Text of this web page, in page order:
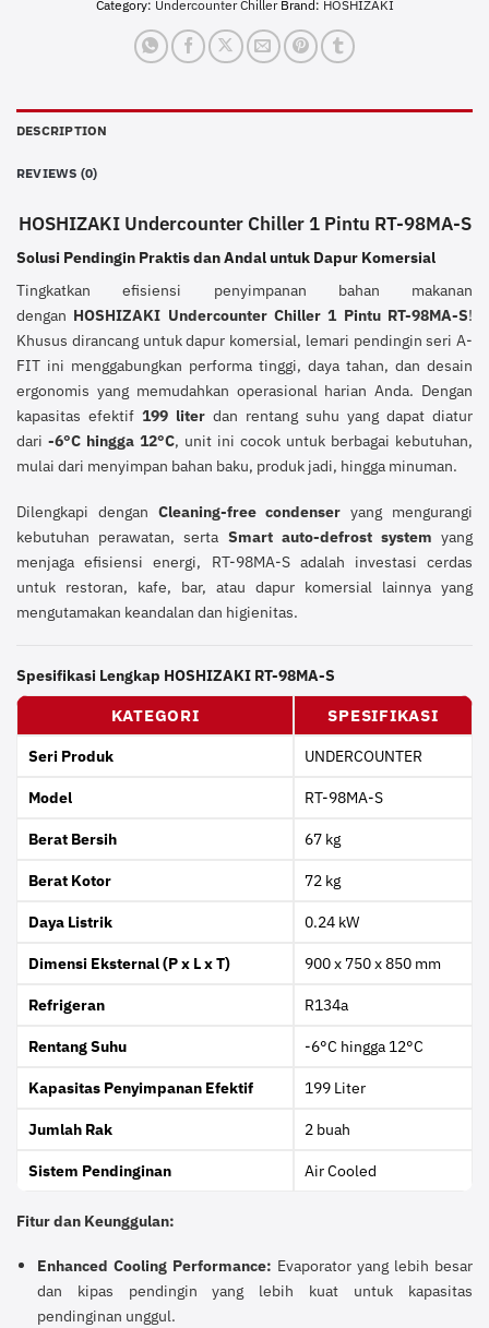
Category: Undercounter Chiller Brand: HOSHIZAKI
DESCRIPTION
REVIEWS (0)
HOSHIZAKI Undercounter Chiller 1 Pintu RT-98MA-S
Solusi Pendingin Praktis dan Andal untuk Dapur Komersial
Tingkatkan efisiensi penyimpanan bahan makanan
dengan HOSHIZAKI Undercounter Chiller 1 Pintu RT-98MA-S!
Khusus dirancang untuk dapur komersial, lemari pendingin seri A-
FIT ini menggabungkan performa tinggi, daya tahan, dan desain
ergonomis yang memudahkan operasional harian Anda. Dengan
kapasitas efektif 199 liter dan rentang suhu yang dapat diatur
dari -6°C hingga 12°C, unit ini cocok untuk berbagai kebutuhan,
mulai dari menyimpan bahan baku, produk jadi, hingga minuman.
Dilengkapi dengan Cleaning-free condenser yang mengurangi
kebutuhan perawatan, serta Smart auto-defrost system yang
menjaga efisiensi energi, RT-98MA-S adalah investasi cerdas
untuk restoran, kafe, bar, atau dapur komersial lainnya yang
mengutamakan keandalan dan higienitas.
Spesifikasi Lengkap HOSHIZAKI RT-98MA-S
KATEGORI
SPESIFIKASI
Seri Produk UNDERCOUNTER
Model RT-98MA-S
Berat Bersih 67 kg
Berat Kotor 72 kg
Daya Listrik 0.24 kW
Dimensi Eksternal (P x L x T) 900 x 750 x 850 mm
Refrigeran R134a
Rentang Suhu -6°C hingga 12°C
Kapasitas Penyimpanan Efektif 199 Liter
Jumlah Rak 2 buah
Sistem Pendinginan Air Cooled
Fitur dan Keunggulan:
Enhanced Cooling Performance: Evaporator yang lebih besar
dan kipas pendingin yang lebih kuat untuk kapasitas
pendinginan unggul.